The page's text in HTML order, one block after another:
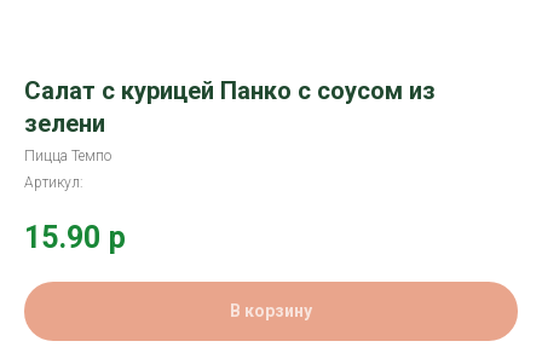
Салат с курицей Панко с соусом из
зелени
Пицца Темпо
Артикул:
15.90 р
В корзину